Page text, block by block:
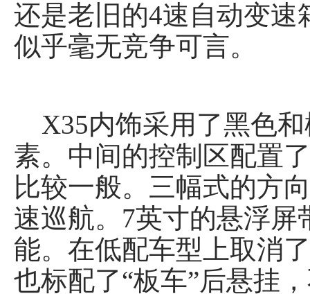
还是老旧的4速自动变
似乎毫无竞争可言。
X35内饰采用了黑色和
素。中间的控制区配置
比较一般。三幅式的方
速巡航。7英寸的悬浮屏
能。在低配车型上取消
也标配了“板车”后悬挂